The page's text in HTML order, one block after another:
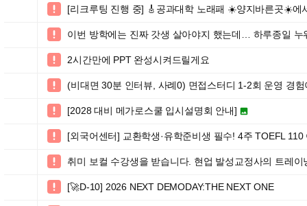
 [리크루팅 진행 중] 🎸공과대학 노래패 ☀️양지바른곳☀️에
 이번 방학에는 진짜 갓생 살아야지 했는데… 하루종일
 2시간만에 PPT 완성시켜드릴게요
 (비대면 30분 인터뷰, 사례0) 면접스터디 1-2회 운영 경
 [2028 대비 메가로스쿨 입시설명회 안내] 
 [외국어센터] 교환학생·유학준비생 필수! 4주 TOEFL
 취미 보컬 수강생을 받습니다. 현업 발성교정사의 트레이
 [🚀D-10] 2026 NEXT DEMODAY:THE NEXT ONE